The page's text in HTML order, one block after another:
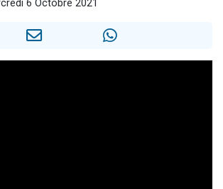
6 Octobre 2021